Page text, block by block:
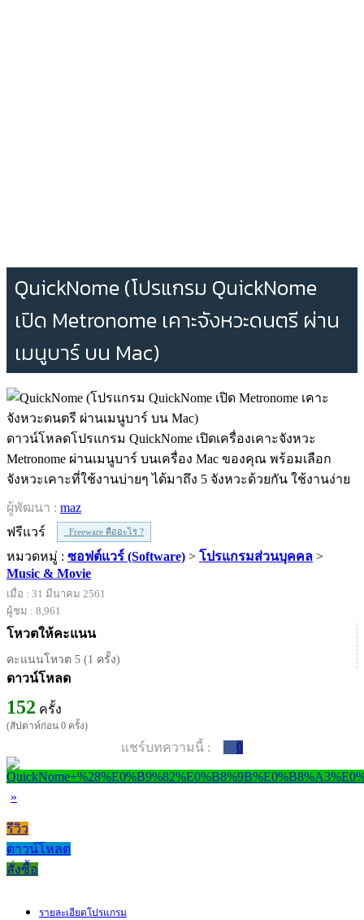
QuickNome (โปรแกรม QuickNome
เปิด Metronome เคาะจังหวะดนตรี ผ่าน
เมนูบาร์ บน Mac)
ดาวน์โหลดโปรแกรม QuickNome เปิดเครื่องเคาะจังหวะ
Metronome ผ่านเมนูบาร์ บนเครื่อง Mac ของคุณ พร้อมเลือก
จังหวะเคาะที่ใช้งานบ่ายๆ ได้มาถึง 5 จังหวะด้วยกัน ใช้งานง่าย
ผู้พัฒนา : maz
ฟรีแวร์
Freeware คืออะไร ?
หมวดหมู่ : ซอฟต์แวร์ (Software) > โปรแกรมส่วนบุคคล >
Music & Movie
เมื่อ : 31 มีนาคม 2561
ผู้ชม : 8,961
โหวตให้คะแนน
คะแนนโหวต 5 (1 ครั้ง)
ดาวน์โหลด
152 ครั้ง
(สัปดาห์ก่อน 0 ครั้ง)
แชร์บทความนี้ : 0
»
รีวิว
ดาวน์โหลด
สั่งซื้อ
รายละเอียดโปรแกรม